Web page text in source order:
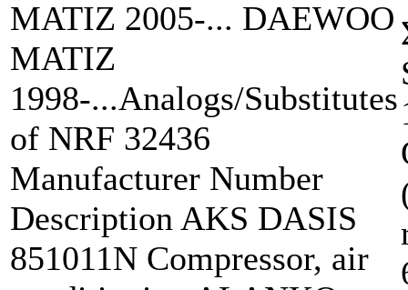
MATIZ 2005-... DAEWOO
MATIZ
1998-...Analogs/Substitutes
of NRF 32436
Manufacturer Number
Description AKS DASIS
851011N Compressor, air